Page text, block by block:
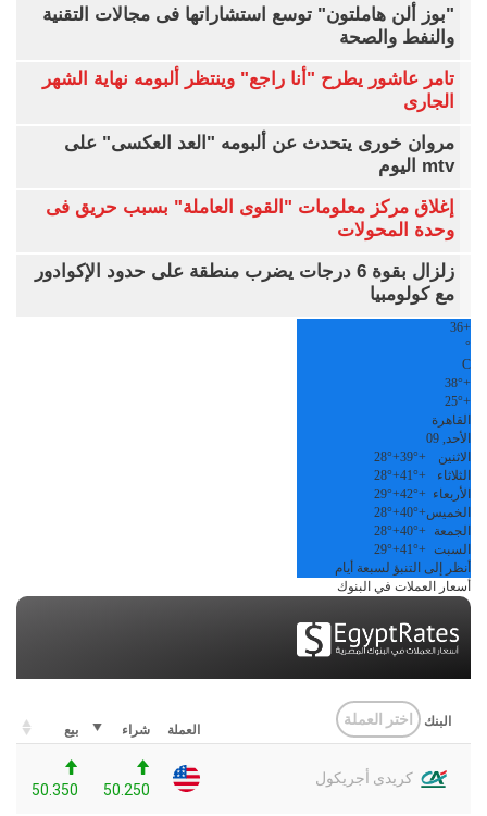
"بوز ألن هاملتون" توسع استشاراتها فى مجالات التقنية
والنفط والصحة
تامر عاشور يطرح "أنا راجع" وينتظر ألبومه نهاية الشهر
الجارى
مروان خورى يتحدث عن ألبومه "العد العكسى" على
mtv اليوم
إغلاق مركز معلومات "القوى العاملة" بسبب حريق فى
وحدة المحولات
زلزال بقوة 6 درجات يضرب منطقة على حدود الإكوادور
مع كولومبيا
+
36
°
C
+
38°
+
25°
القاهرة
الأحد, 09
الاثنين
+
39°
+
28°
الثلاثاء
+
41°
+
28°
الأربعاء +
42°
+
29°
الخميس+
40°
+
28°
الجمعة
+
40°
+
28°
السبت +
41°
+
29°
أنظر إلى التنبؤ لسبعة أيام
أسعار العملات في البنوك